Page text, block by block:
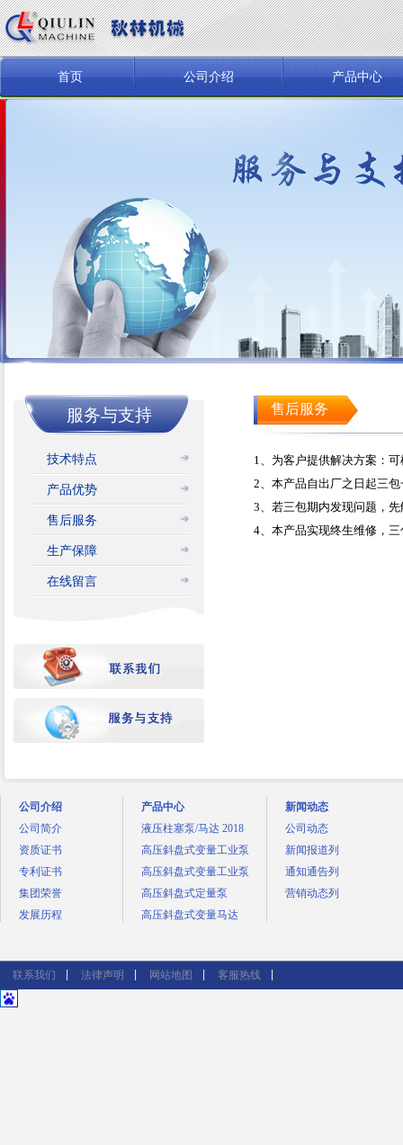
首页 公司介绍 产品中心
服务与支持
技术特点
产品优势
售后服务
生产保障
在线留言
售后服务
1、为客户提供解决方案：
2、本产品自出厂之日起三
3、若三包期内发现问题，
4、本产品实现终生维修，
公司介绍
公司简介
资质证书
专利证书
集团荣誉
发展历程
产品中心
液压柱塞泵/马达 2018
高压斜盘式变量工业泵
高压斜盘式变量工业泵
高压斜盘式定量泵
高压斜盘式变量马达
新闻动态
公司动态
新闻报道列
通知通告列
营销动态列
联系我们 法律声明 网站地图 客服热线